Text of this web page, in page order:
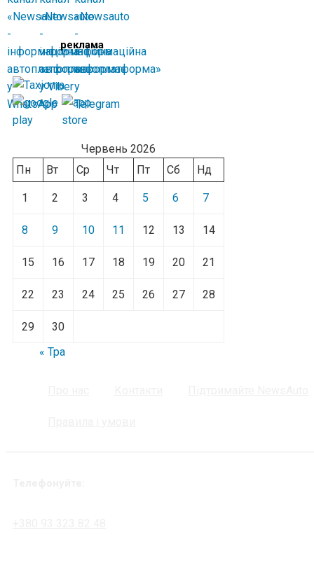
реклама
Червень 2026
Пн
Вт Ср Чт Пт Сб Нд
1 2 3 4 5 6 7
8 9 10 11 12 13 14
15 16 17 18 19 20 21
22 23 24 25 26 27 28
29
30
« Тра